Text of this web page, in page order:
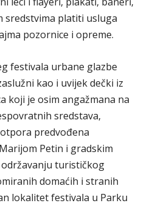
sredstvima platiti usluga
pozornice i opreme.
festivala urbane glazbe
kao i uvijek dečki iz
koji je osim angažmana na
sredstava,
predvođena
Petin i gradskim
turističkog
domaćih i stranih
lokalitet festivala u Parku